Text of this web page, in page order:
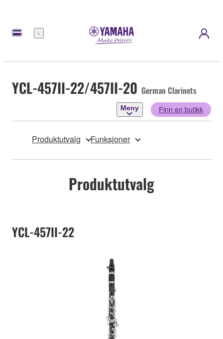
Meny
YCL-457II-22/457II-20 German Clarinets
Meny Finn en butikk
Produktutvalg Funksjoner
Produktutvalg
YCL-457II-22